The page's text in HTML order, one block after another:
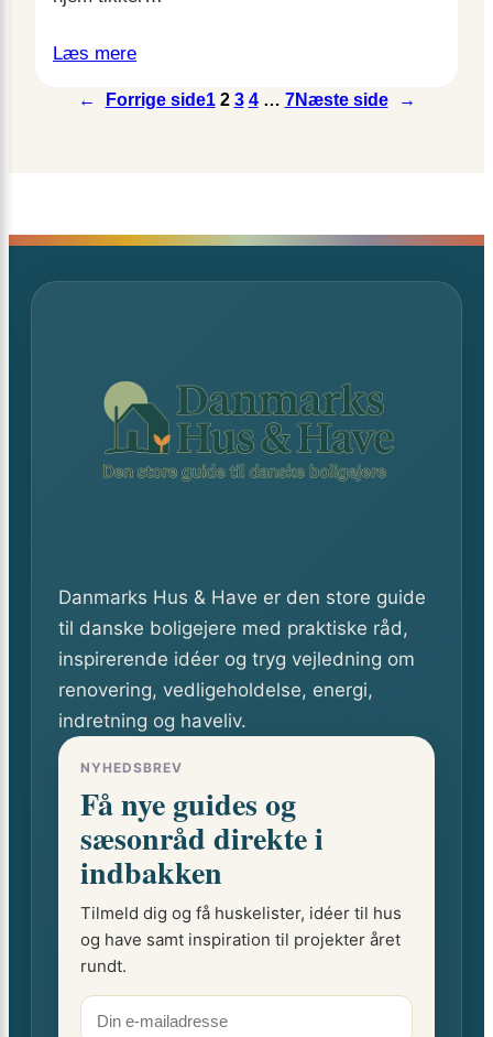
Læs mere
← Forrige side1 2 3 4 … 7Næste side →
Danmarks Hus & Have er den store guide
til danske boligejere med praktiske råd,
inspirerende idéer og tryg vejledning om
renovering, vedligeholdelse, energi,
indretning og haveliv.
NYHEDSBREV
Få nye guides og
sæsonråd direkte i
indbakken
Tilmeld dig og få huskelister, idéer til hus
og have samt inspiration til projekter året
rundt.